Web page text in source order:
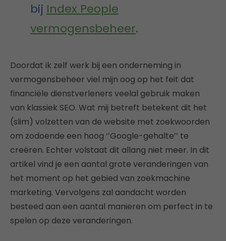
bij Index People
vermogensbeheer.
Doordat ik zelf werk bij een onderneming in
vermogensbeheer viel mijn oog op het feit dat
financiële dienstverleners veelal gebruik maken
van klassiek SEO. Wat mij betreft betekent dit het
(slim) volzetten van de website met zoekwoorden
om zodoende een hoog ‘’Google-gehalte’’ te
creëren. Echter volstaat dit allang niet meer. In dit
artikel vind je een aantal grote veranderingen van
het moment op het gebied van zoekmachine
marketing. Vervolgens zal aandacht worden
besteed aan een aantal manieren om perfect in te
spelen op deze veranderingen.